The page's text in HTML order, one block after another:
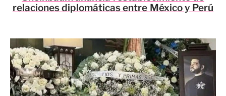
relaciones diplomáticas entre México y Perú